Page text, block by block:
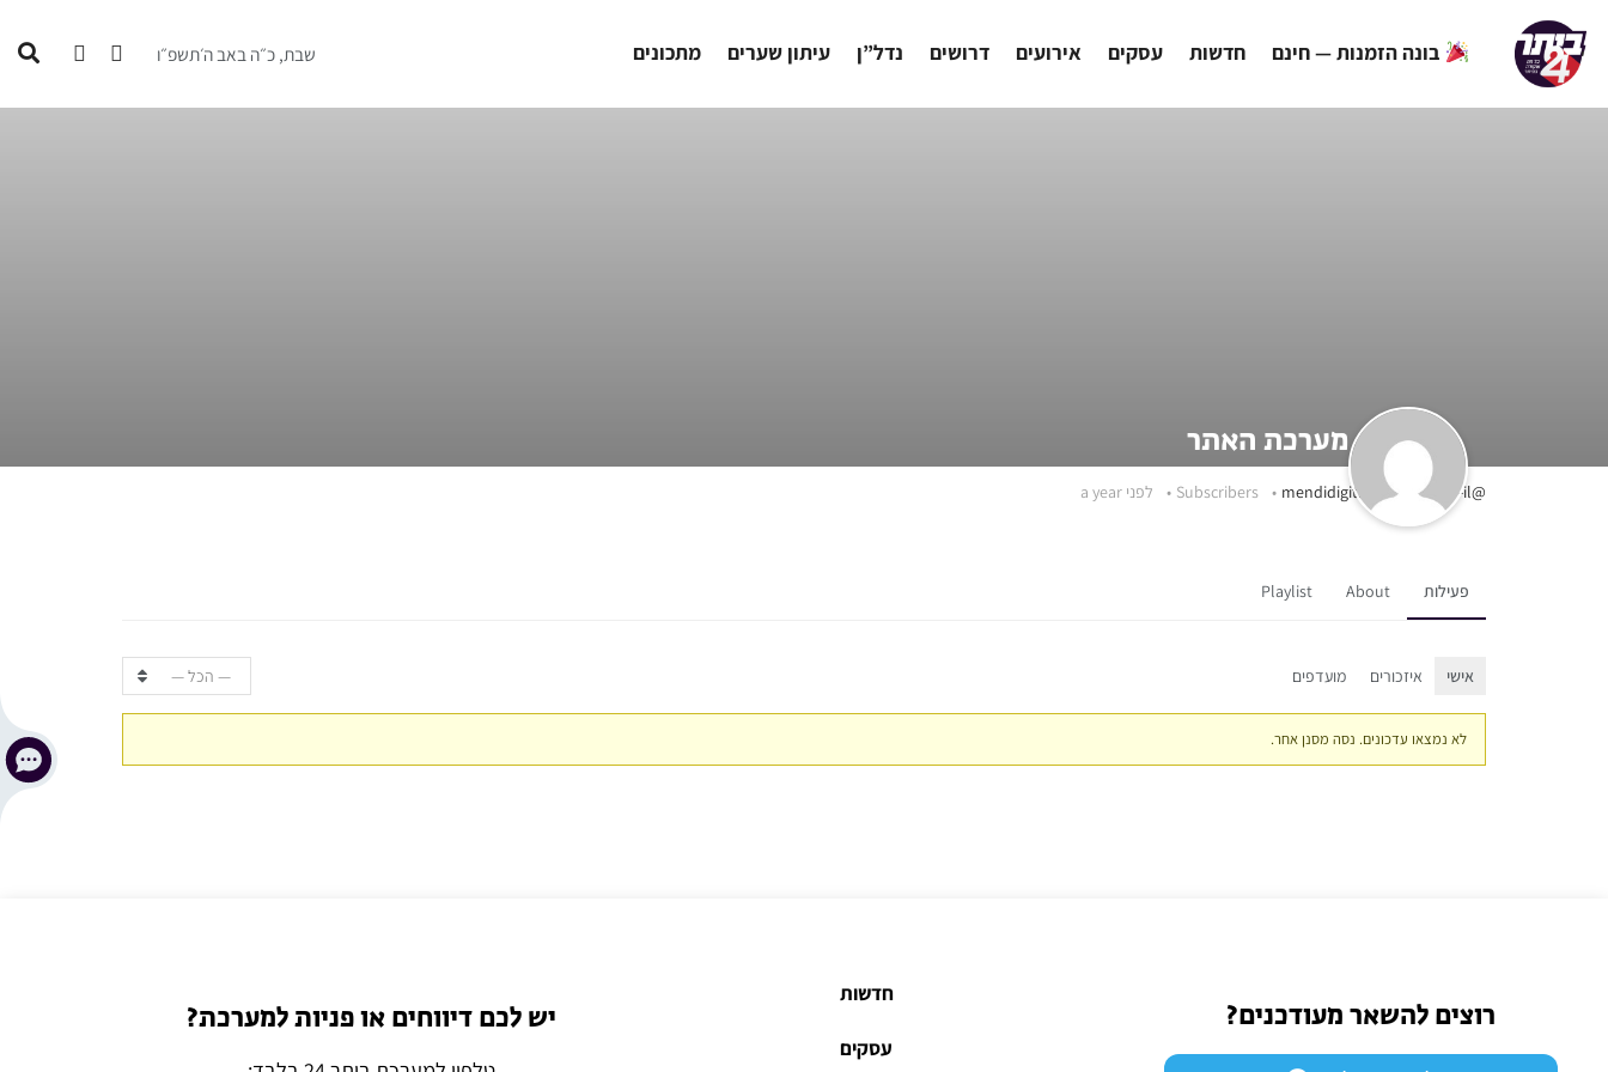
בונה הזמנות — חינם חדשות עסקים אירועים דרושים נדל”ן עיתון שערים מתכונים שבת, כ״ה באב ה׳תשפ״ו
מערכת האתר
@mendidigitalboutique-co-il
Subscribers לפני a year
פעילות About
Playlist
אישי איזכורים מועדפים — הכל —
לא נמצאו עדכונים. נסה מסנן אחר.
רוצים להשאר מעודכנים?
חדשות
עסקים
יש לכם דיווחים או פניות למערכת?